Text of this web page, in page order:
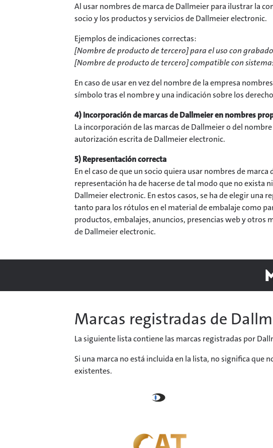
Al usar nombres de marca de Dallmeier para ilustrar la
socio y los productos y servicios de Dallmeier electronic.
Ejemplos de indicaciones correctas:
[Nombre de producto de tercero] para el uso con
[Nombre de producto de tercero] compatible con
En caso de usar en vez del nombre de la empresa
símbolo tras el nombre y una indicación sobre los
4) Incorporación de marcas de Dallmeier en nombres
La incorporación de las marcas de Dallmeier o del
autorización escrita de Dallmeier electronic.
5) Representación correcta
En el caso de que un socio quiera usar nombres de
representación ha de hacerse de tal modo que no exista
Dallmeier electronic. En estos casos, se ha de elegir una
tanto para los rótulos en el material de embalaje como
productos, embalajes, anuncios, presencias web y otros
de Dallmeier electronic.
Marcas registradas de
La siguiente lista contiene las marcas registradas por
Si una marca no está incluida en la lista, no significa que
existentes.